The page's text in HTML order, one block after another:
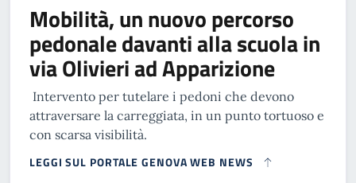
Mobilità, un nuovo percorso
pedonale davanti alla scuola in
via Olivieri ad Apparizione
Intervento per tutelare i pedoni che devono
attraversare la carreggiata, in un punto tortuoso e
con scarsa visibilità.
LEGGI SUL PORTALE GENOVA WEB NEWS